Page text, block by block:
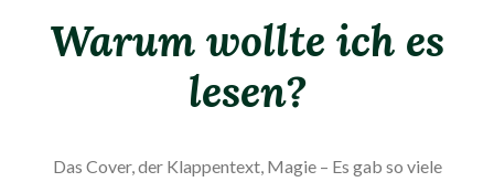
Warum wollte ich es
lesen?
Das Cover, der Klappentext, Magie – Es gab so viele